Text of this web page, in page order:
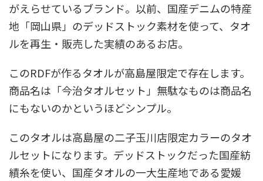
がえらせているブランド。以前、国産デニムの特産
地「岡山県」のデッドストック素材を使って、タオ
ルを再生・販売した実績のあるお店。
このRDFが作るタオルが高島屋限定で存在します。
商品名は「今治タオルセット」無駄なものは商品名
にもないのかというほどシンプル。
このタオルは高島屋の二子玉川店限定カラーのタオ
ルセットになります。デッドストックだった国産紡
績糸を使い、国産タオルの一大生産地である愛媛